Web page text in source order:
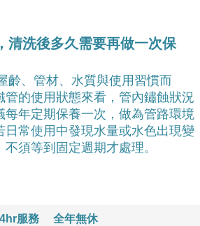
清洗後多久需要再做一次保
齡、管材、水質與使用習慣而
管的使用狀態來看，管內鏽蝕狀況
每年定期保養一次，做為管路環境
日常使用中發現水量或水色出現變
須等到固定週期才處理。
服務 全年無休